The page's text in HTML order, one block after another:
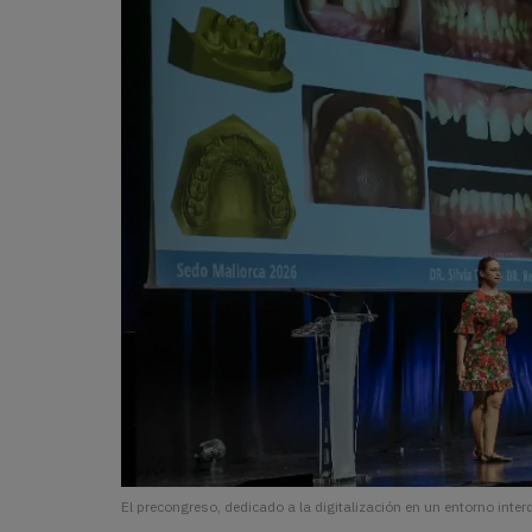
El precongreso, dedicado a la digitalización en un entorno